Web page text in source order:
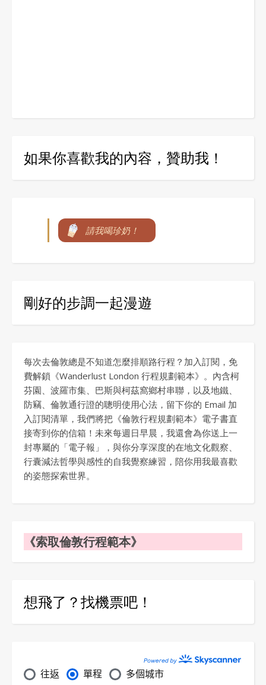
如果你喜歡我的內容，贊助我！
請我喝珍奶！
剛好的步調一起漫遊
每次去倫敦總是不知道怎麼排順路行程？加入訂閱，免
費解鎖《Wanderlust London 行程規劃範本》。內含柯
芬園、波羅市集、巴斯與柯茲窩鄉村串聯，以及地鐵、
防竊、倫敦通行證的聰明使用心法，留下你的 Email 加
入訂閱清單，我們將把《倫敦行程規劃範本》電子書直
接寄到你的信箱！未來每週日早晨，我還會為你送上一
封專屬的「電子報」，與你分享深度的在地文化觀察、
行囊減法哲學與感性的自我覺察練習，陪你用我最喜歡
的姿態探索世界。
《索取倫敦行程範本》
想飛了？找機票吧！